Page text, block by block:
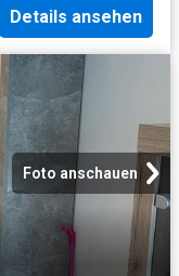
Details ansehen
Foto anschauen